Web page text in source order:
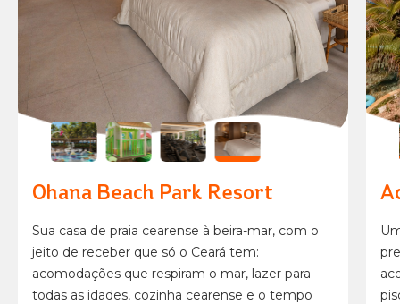
Ohana Beach Park Resort
Sua casa de praia cearense à beira-mar, com o
jeito de receber que só o Ceará tem:
acomodações que respiram o mar, lazer para
todas as idades, cozinha cearense e o tempo